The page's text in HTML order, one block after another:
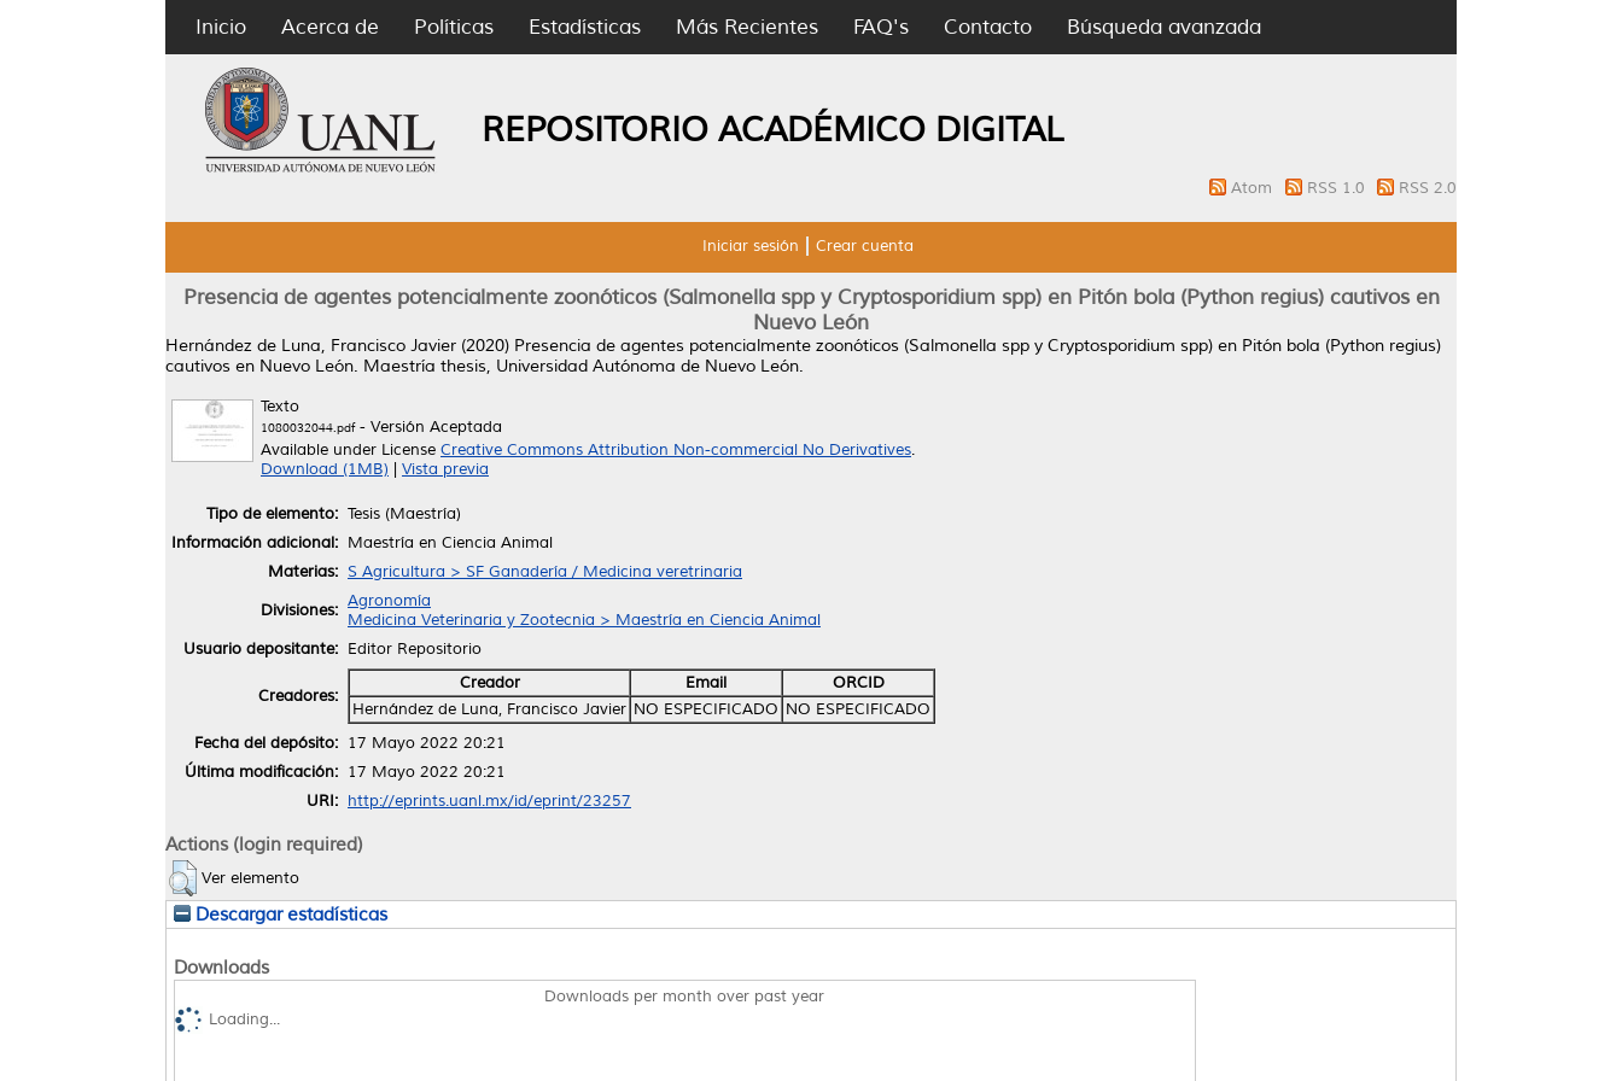
Inicio Acerca de Políticas Estadísticas Más Recientes FAQ's Contacto Búsqueda avanzada
REPOSITORIO ACADÉMICO DIGITAL
Atom RSS 1.0 RSS 2.0
Iniciar sesión Crear cuenta
Presencia de agentes potencialmente zoonóticos (Salmonella spp y Cryptosporidium spp) en Pitón bola (Python regius) cautivos en
Nuevo León
Hernández de Luna, Francisco Javier (2020) Presencia de agentes potencialmente zoonóticos (Salmonella spp y Cryptosporidium spp) en Pitón bola (Python regius)
cautivos en Nuevo León. Maestría thesis, Universidad Autónoma de Nuevo León.
Texto
1080032044.pdf- Versión Aceptada
Available under License Creative Commons Attribution Non-commercial No Derivatives.
Download (1MB)
Vista previa
Tipo de elemento: Tesis (Maestría)
Información adicional: Maestría en Ciencia Animal
Materias: S Agricultura > SF Ganadería / Medicina veretrinaria
Divisiones: Agronomía
Medicina Veterinaria y Zootecnia > Maestría en Ciencia Animal
Usuario depositante: Editor Repositorio
Creadores:
Creador Email
ORCID
Hernández de Luna, Francisco Javier NO ESPECIFICADO NO ESPECIFICADO
Fecha del depósito: 17 Mayo 2022 20:21
Última modificación: 17 Mayo 2022 20:21
URI: http://eprints.uanl.mx/id/eprint/23257
Actions (login required)
Ver elemento
Descargar estadísticas
Downloads
Downloads per month over past year
Loading...